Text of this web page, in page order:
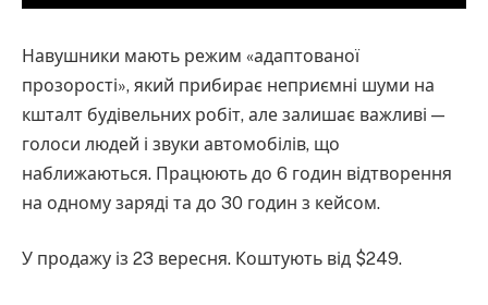
Навушники мають режим «адаптованої
прозорості», який прибирає неприємні шуми на
кшталт будівельних робіт, але залишає важливі —
голоси людей і звуки автомобілів, що
наближаються. Працюють до 6 годин відтворення
на одному заряді та до 30 годин з кейсом.
У продажу із 23 вересня. Коштують від $249.